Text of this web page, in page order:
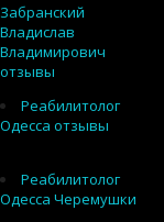
Забранский
Владислав
Владимирович
отзывы
Реабилитолог
Одесса отзывы
Реабилитолог
Одесса Черемушки